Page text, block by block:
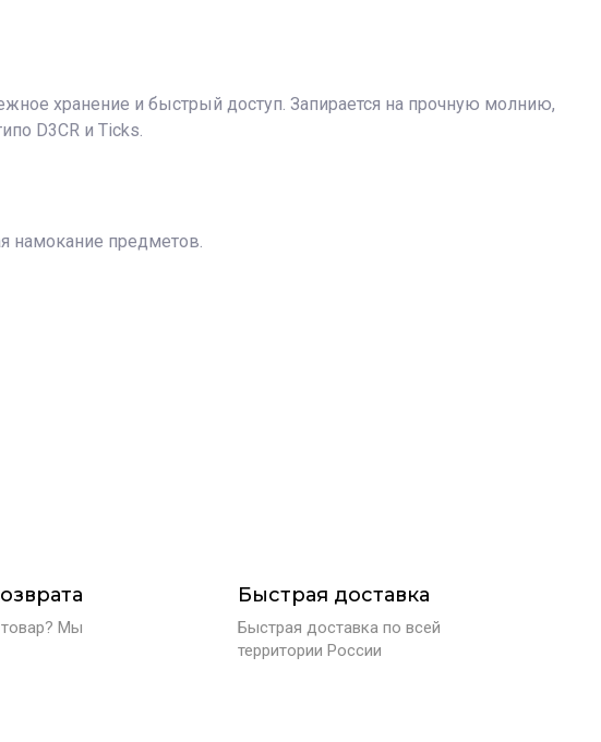
хранение и быстрый доступ. Запирается на прочную молнию,
D3CR и Ticks.
намокание предметов.
Мы
Быстрая доставка
Быстрая доставка по всей
территории России